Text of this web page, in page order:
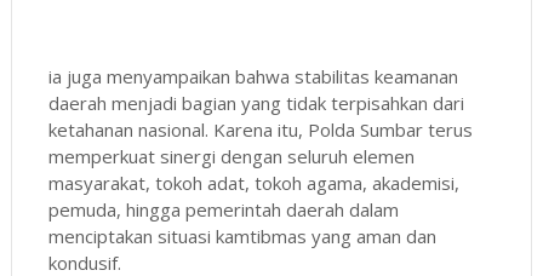
ia juga menyampaikan bahwa stabilitas keamanan
daerah menjadi bagian yang tidak terpisahkan dari
ketahanan nasional. Karena itu, Polda Sumbar terus
memperkuat sinergi dengan seluruh elemen
masyarakat, tokoh adat, tokoh agama, akademisi,
pemuda, hingga pemerintah daerah dalam
menciptakan situasi kamtibmas yang aman dan
kondusif.